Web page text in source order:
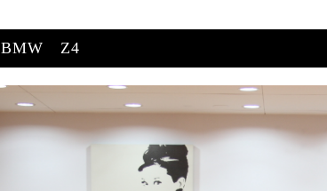
BMW Z4